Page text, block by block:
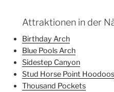
Attraktionen in der
Birthday Arch
Blue Pools Arch
Sidestep Canyon
Stud Horse Point Hoodoos
Thousand Pockets